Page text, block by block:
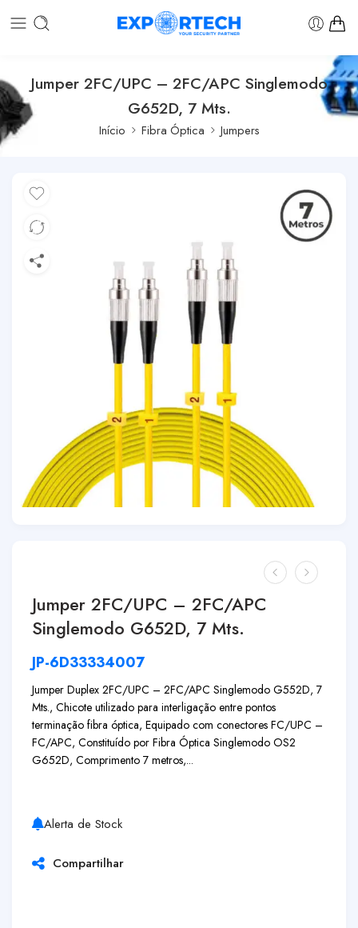
Jumper 2FC/UPC – 2FC/APC Singlemodo
G652D, 7 Mts.
Início Fibra Óptica Jumpers
Jumper 2FC/UPC – 2FC/APC
Singlemodo G652D, 7 Mts.
JP-6D33334007
Jumper Duplex 2FC/UPC – 2FC/APC Singlemodo G552D, 7
Mts., Chicote utilizado para interligação entre pontos
terminação fibra óptica, Equipado com conectores FC/UPC –
FC/APC, Constituído por Fibra Óptica Singlemodo OS2
G652D, Comprimento 7 metros,...
Alerta de Stock
Compartilhar